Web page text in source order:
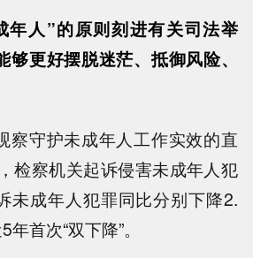
年人”的原则刻进有关司法举
更好摆脱迷茫、抵御风险、
察守护未成年人工作实效的直
检察机关起诉侵害未成年人犯
未成年人犯罪同比分别下降2.
首次“双下降”。